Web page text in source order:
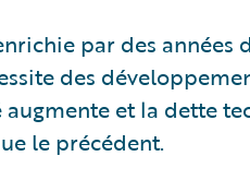
par des années
des
et la dette
le précédent.